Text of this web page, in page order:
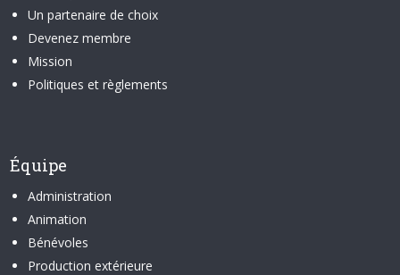
Un partenaire de choix
Devenez membre
Mission
Politiques et règlements
Équipe
Administration
Animation
Bénévoles
Production extérieure